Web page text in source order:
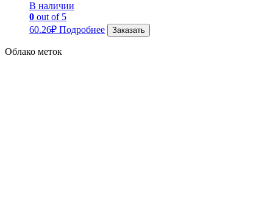
В наличии
0 out of 5
60.26₽ Подробнее Заказать
Облако меток